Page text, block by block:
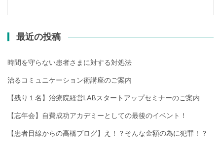
最近の投稿
時間を守らない患者さまに対する対処法
治るコミュニケーション術講座のご案内
【残り１名】治療院経営LABスタートアップセミナーのご案内
【忘年会】自費成功アカデミーとしての最後のイベント！
【患者目線からの高橋ブログ】え！？そんな金額の為に犯罪！？